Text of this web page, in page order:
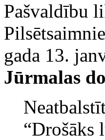
Pašvaldību
gada 13.
Jūrmalas
“Drošāks